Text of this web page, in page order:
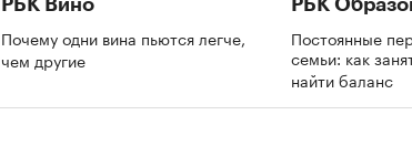
РБК Вино
Почему одни вина пьются легче,
чем другие
РБК
Постоянные
семьи: как
найти баланс